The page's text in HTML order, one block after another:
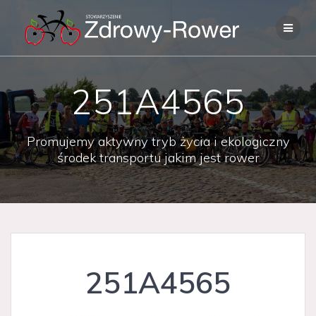
content
251A4565
Promujemy aktywny tryb życia i ekologiczny
środek transportu jakim jest rower
251A4565